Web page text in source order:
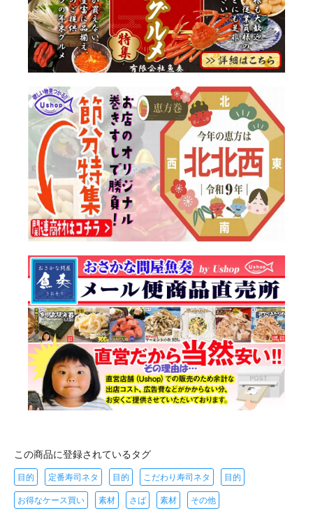
この商品に登録されているタグ
目的 定番寿司ネタ 目的 こだわり寿司ネタ 目的
お得なケース買い 素材 さば 素材 その他